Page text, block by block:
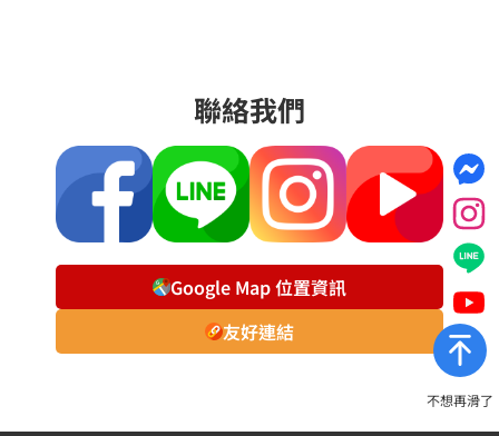
不想再滑了
聯絡我們
Google Map 位置資訊
友好連結